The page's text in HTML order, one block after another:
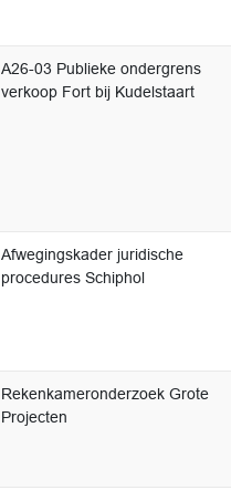
A26-03 Publieke ondergrens
verkoop Fort bij Kudelstaart
Afwegingskader juridische
procedures Schiphol
Rekenkameronderzoek Grote
Projecten